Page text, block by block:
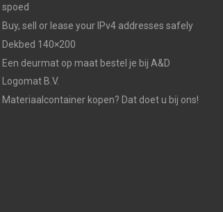
spoed
Buy, sell or lease your IPv4 addresses safely
Dekbed 140×200
Een deurmat op maat bestel je bij A&D
Logomat B.V.
Materiaalcontainer kopen? Dat doet u bij ons!